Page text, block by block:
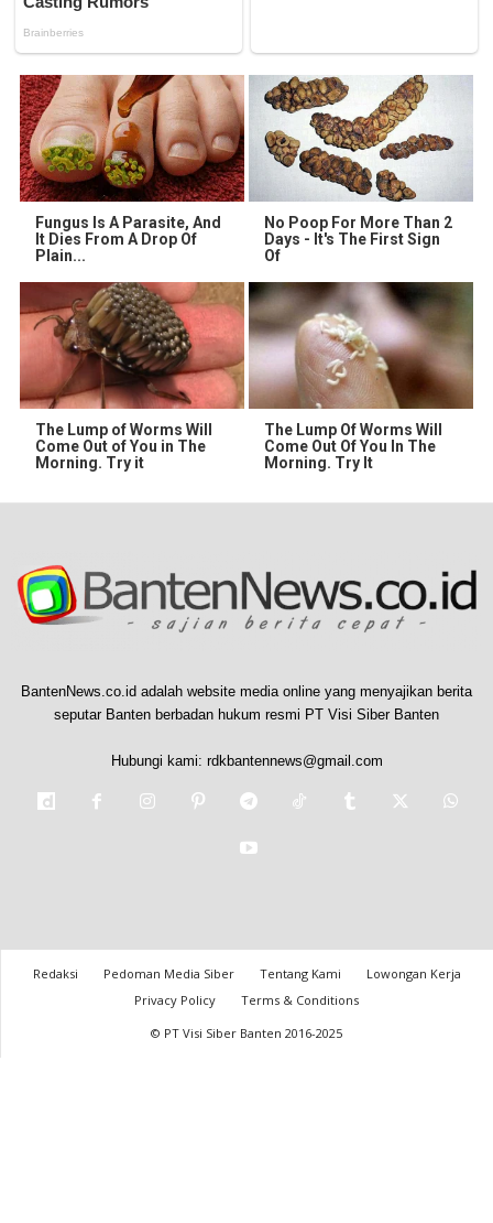
Fungus Is A Parasite, And
It Dies From A Drop Of
Plain...
No Poop For More Than 2
Days - It's The First Sign
Of
The Lump of Worms Will
Come Out of You in The
Morning. Try it
The Lump Of Worms Will
Come Out Of You In The
Morning. Try It
BantenNews.co.id adalah website media online yang menyajikan berita
seputar Banten berbadan hukum resmi PT Visi Siber Banten
Hubungi kami: rdkbantennews@gmail.com
Redaksi Pedoman Media Siber Tentang Kami
Lowongan Kerja
Privacy Policy
Terms & Conditions
© PT Visi Siber Banten 2016-2025